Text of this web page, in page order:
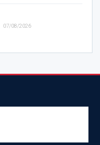
07/08/2026